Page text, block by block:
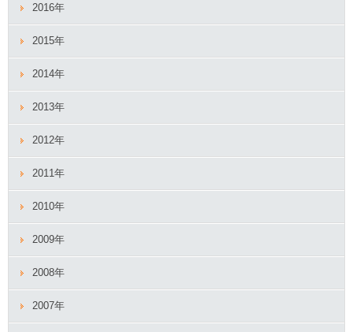
2016年
2015年
2014年
2013年
2012年
2011年
2010年
2009年
2008年
2007年